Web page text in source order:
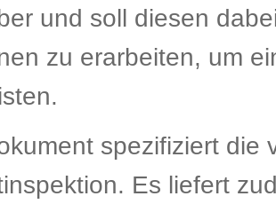
und soll diesen
zu erarbeiten, um
spezifiziert die
Es liefert